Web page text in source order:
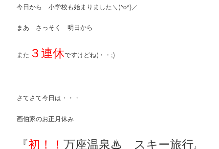
今日から 小学校も始まりました＼(^o^)／
まあ さっそく 明日から
また ３連休ですけどね(・・;)
さてさて今日は・・・
画伯家のお正月休み
『初！！万座温泉♨ スキー旅行』